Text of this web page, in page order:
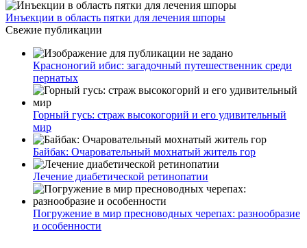
Инъекции в область пятки для лечения шпоры
Свежие публикации
Красноногий ибис: загадочный путешественник среди
пернатых
Горный гусь: страж высокогорий и его удивительный
мир
Байбак: Очаровательный мохнатый житель гор
Лечение диабетической ретинопатии
Погружение в мир пресноводных черепах: разнообразие
и особенности